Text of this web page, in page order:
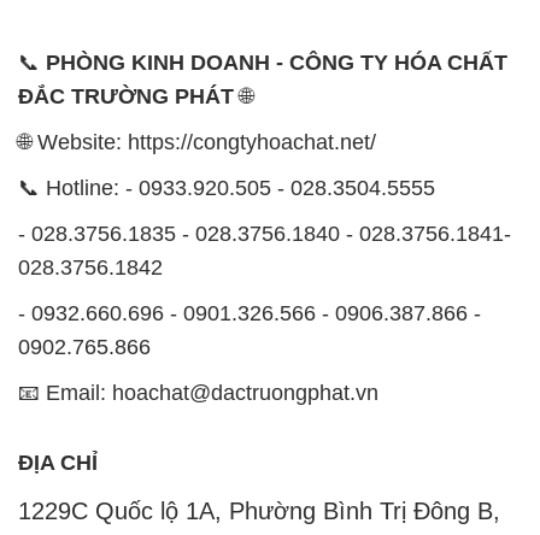
📞 PHÒNG KINH DOANH - CÔNG TY HÓA CHẤT
ĐẮC TRƯỜNG PHÁT🌐
🌐 Website: https://congtyhoachat.net/
📞 Hotline: - 0933.920.505 - 028.3504.5555
- 028.3756.1835 - 028.3756.1840 - 028.3756.1841-
028.3756.1842
- 0932.660.696 - 0901.326.566 - 0906.387.866 -
0902.765.866
📧 Email: hoachat@dactruongphat.vn
ĐỊA CHỈ
1229C Quốc lộ 1A, Phường Bình Trị Đông B,